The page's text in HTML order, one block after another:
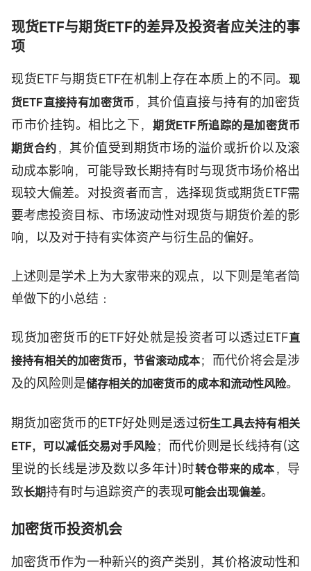
现货ETF与期货ETF的差异及投资者应关注的事
项
现货ETF与期货ETF在机制上存在本质上的不同。 现
货ETF直接持有加密货币，其价值直接与持有的加密货
币市价挂钩。相比之下， 期货ETF所追踪的是加密货币
期货合约，其价值受到期货市场的溢价或折价以及滚
动成本影响，可能导致长期持有时与现货市场价格出
现较大偏差。对投资者而言，选择现货或期货ETF需
要考虑投资目标、市场波动性对现货与期货价差的影
响，以及对于持有实体资产与衍生品的偏好。
上述则是学术上为大家带来的观点，以下则是笔者简
单做下的小总结﹕
现货加密货币的ETF好处就是投资者可以透过ETF直
接持有相关的加密货币，节省滚动成本；而代价将会是涉
及的风险则是储存相关的加密货币的成本和流动性风险。
期货加密货币的ETF好处则是透过衍生工具去持有相关
ETF，可以减低交易对手风险；而代价则是长线持有(这
里说的长线是涉及数以多年计)时转仓带来的成本，导
致长期持有时与追踪资产的表现可能会出现偏差。
加密货币投资机会
加密货币作为一种新兴的资产类别，其价格波动性和